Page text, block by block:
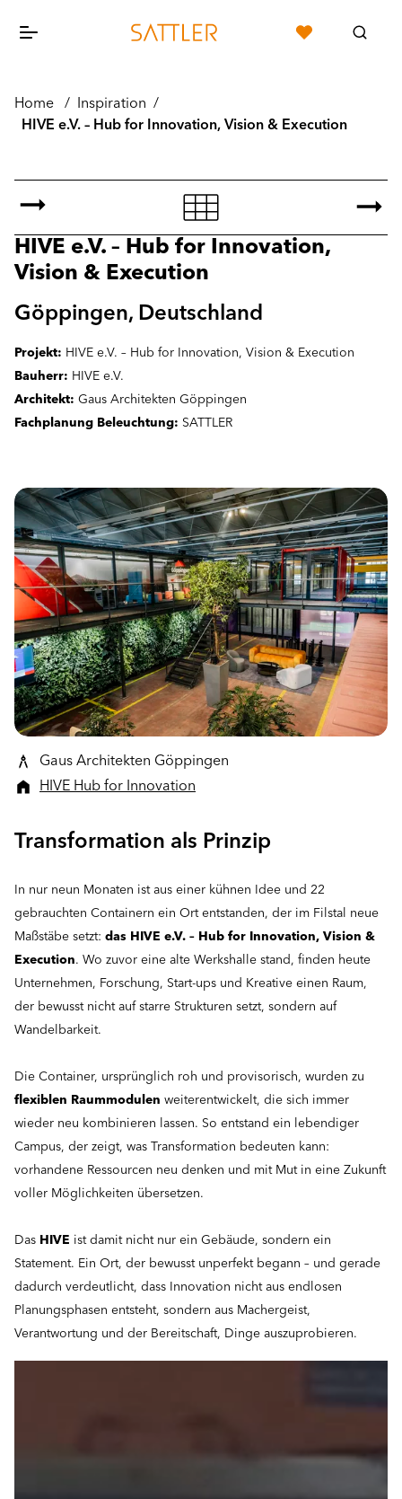
Home / Inspiration /
HIVE e.V. – Hub for Innovation, Vision & Execution
Gaus Architekten Göppingen
HIVE Hub for Innovation
HIVE e.V. – Hub for Innovation,
Vision & Execution
Göppingen, Deutschland
Projekt: HIVE e.V. – Hub for Innovation, Vision & Execution
Bauherr: HIVE e.V.
Architekt: Gaus Architekten Göppingen
Fachplanung Beleuchtung: SATTLER
Transformation als Prinzip
In nur neun Monaten ist aus einer kühnen Idee und 22
gebrauchten Containern ein Ort entstanden, der im Filstal neue
Maßstäbe setzt: das HIVE e.V. – Hub for Innovation, Vision &
Execution. Wo zuvor eine alte Werkshalle stand, finden heute
Unternehmen, Forschung, Start-ups und Kreative einen Raum,
der bewusst nicht auf starre Strukturen setzt, sondern auf
Wandelbarkeit.
Die Container, ursprünglich roh und provisorisch, wurden zu
flexiblen Raummodulen weiterentwickelt, die sich immer
wieder neu kombinieren lassen. So entstand ein lebendiger
Campus, der zeigt, was Transformation bedeuten kann:
vorhandene Ressourcen neu denken und mit Mut in eine Zukunft
voller Möglichkeiten übersetzen.
Das HIVE ist damit nicht nur ein Gebäude, sondern ein
Statement. Ein Ort, der bewusst unperfekt begann – und gerade
dadurch verdeutlicht, dass Innovation nicht aus endlosen
Planungsphasen entsteht, sondern aus Machergeist,
Verantwortung und der Bereitschaft, Dinge auszuprobieren.